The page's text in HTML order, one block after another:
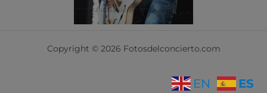
Copyright © 2026 Fotosdelconcierto.com
EN ES